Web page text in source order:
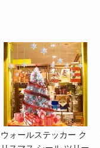
ウォールステッカー ク